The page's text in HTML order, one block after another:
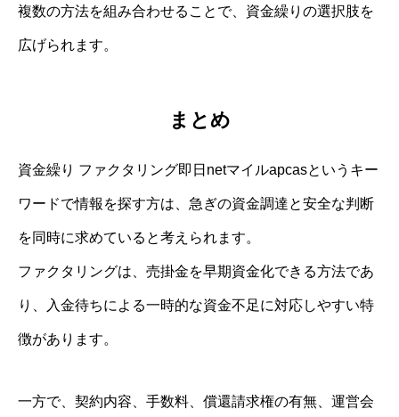
複数の方法を組み合わせることで、資金繰りの選択肢を
広げられます。
まとめ
資金繰り ファクタリング即日netマイルapcasというキー
ワードで情報を探す方は、急ぎの資金調達と安全な判断
を同時に求めていると考えられます。
ファクタリングは、売掛金を早期資金化できる方法であ
り、入金待ちによる一時的な資金不足に対応しやすい特
徴があります。
一方で、契約内容、手数料、償還請求権の有無、運営会